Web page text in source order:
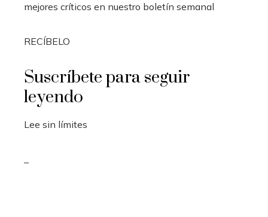
mejores críticos en nuestro boletín semanal
RECÍBELO
Suscríbete para seguir
leyendo
Lee sin límites